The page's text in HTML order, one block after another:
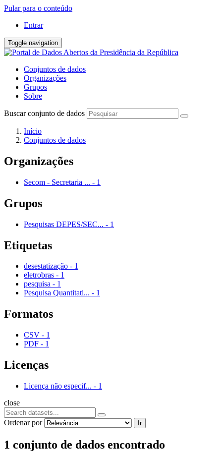
Pular para o conteúdo
Entrar
Toggle navigation
Conjuntos de dados
Organizações
Grupos
Sobre
Buscar conjunto de dados
Início
Conjuntos de dados
Organizações
Secom - Secretaria ... - 1
Grupos
Pesquisas DEPES/SEC... - 1
Etiquetas
desestatização - 1
eletrobras - 1
pesquisa - 1
Pesquisa Quantitati... - 1
Formatos
CSV - 1
PDF - 1
Licenças
Licença não especif... - 1
close
Ordenar por Ir
1 conjunto de dados encontrado